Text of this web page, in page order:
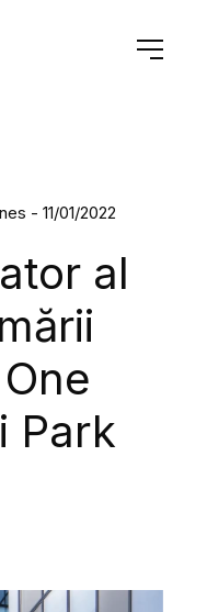
- 11/01/2022
al
Park